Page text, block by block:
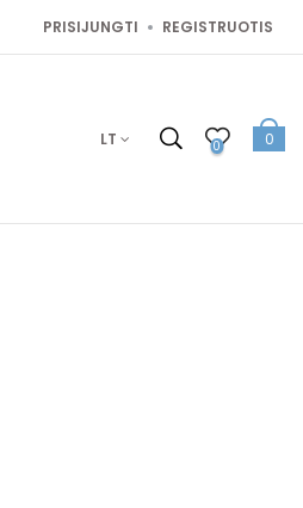
PRISIJUNGTI REGISTRUOTIS
LT 0 0